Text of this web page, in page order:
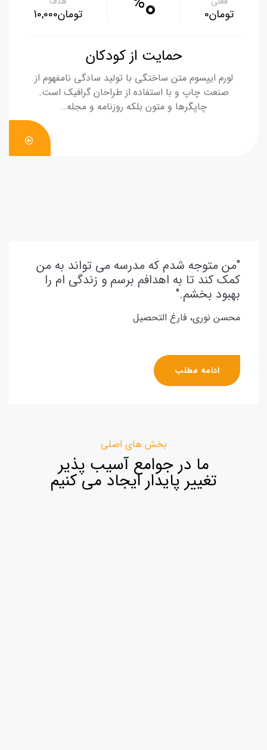
‪0تومان‬ ‪10,000تومان‬
حمایت از کودکان
لورم ایپسوم متن ساختگی با تولید سادگی نامفهوم از
صنعت چاپ و با استفاده از طراحان گرافیک است.
چاپگرها و متون بلکه روزنامه و مجله…
DONATE
NOW
"من متوجه شدم که مدرسه می تواند به من
کمک کند تا به اهدافم برسم و زندگی ام را
بهبود بخشم."
محسن نوری، فارغ التحصیل
ادامه مطلب
بخش های اصلی
ما در جوامع آسیب پذیر
تغییر پایدار ایجاد می کنیم